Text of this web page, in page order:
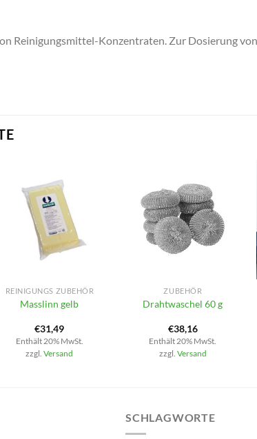
Reinigungsmittel-Konzentraten. Zur Dosierung
REINIGUNGS ZUBEHÖR
Masslinn gelb
€31,49
Enthält 20% MwSt.
zzgl.Versand
ZUBEHÖR
Drahtwaschel 60 g
€38,16
Enthält 20% MwSt.
zzgl. Versand
SCHLAGWORTE